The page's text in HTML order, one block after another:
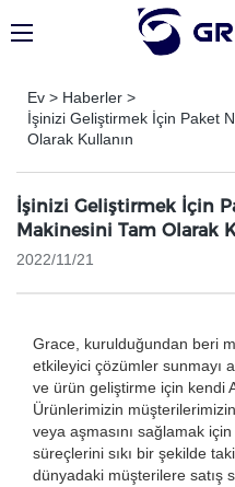
Ev > Haberler >
İşinizi Geliştirmek İçin Paket
Olarak Kullanın
İşinizi Geliştirmek İçin
Makinesini Tam Olarak
2022/11/21
Grace, kurulduğundan beri
etkileyici çözümler sunmayı
ve ürün geliştirme için kendi
Ürünlerimizin
veya aşmasını sağlamak
süreçlerini sıkı bir şekilde
dünyadaki müşterilere satış